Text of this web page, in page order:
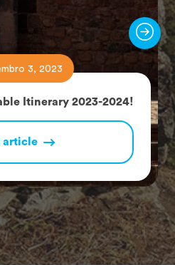
3, 2023
Itinerary 2023-2024!
article